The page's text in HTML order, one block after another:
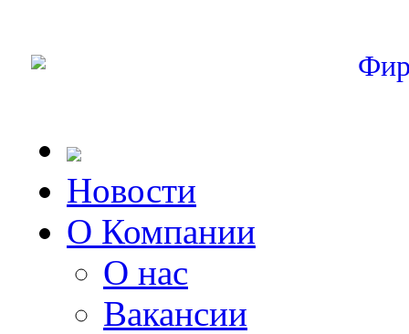
Новости
О Компании
О нас
Вакансии